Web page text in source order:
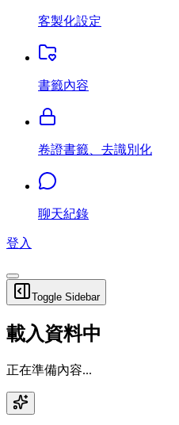
客製化設定
書籤內容
卷證書籤、去識別化
聊天紀錄
登入
Toggle Sidebar
載入資料中
正在準備內容...